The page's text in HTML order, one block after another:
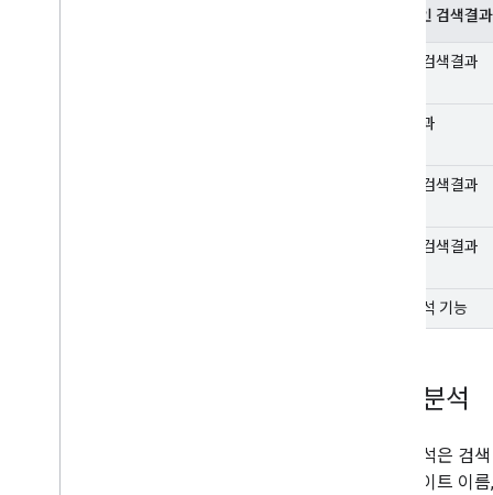
일반적인 검색결
텍스트 검색결과
리치 결과
이미지 검색결과
동영상 검색결과
탐색 분석 기능
기여 분석
기여 분석은 검
에는 사이트 이